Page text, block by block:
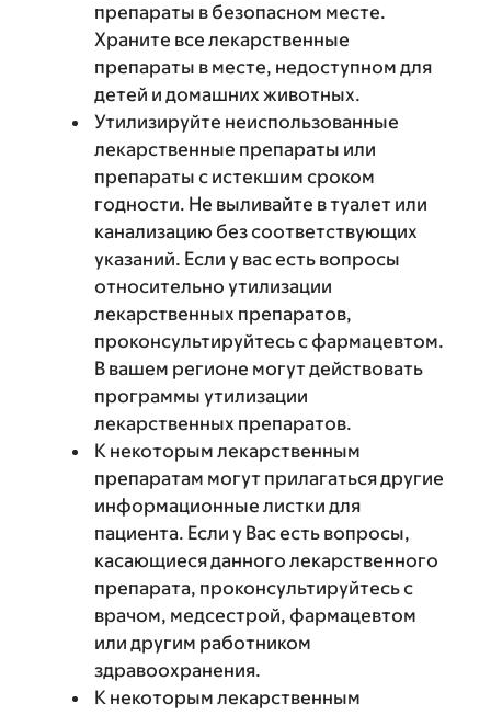
препараты в безопасном месте.
Храните все лекарственные
препараты в месте, недоступном для
детей и домашних животных.
Утилизируйте неиспользованные
лекарственные препараты или
препараты с истекшим сроком
годности. Не выливайте в туалет или
канализацию без соответствующих
указаний. Если у вас есть вопросы
относительно утилизации
лекарственных препаратов,
проконсультируйтесь с фармацевтом.
В вашем регионе могут действовать
программы утилизации
лекарственных препаратов.
К некоторым лекарственным
препаратам могут прилагаться другие
информационные листки для
пациента. Если у Вас есть вопросы,
касающиеся данного лекарственного
препарата, проконсультируйтесь с
врачом, медсестрой, фармацевтом
или другим работником
здравоохранения.
К некоторым лекарственным